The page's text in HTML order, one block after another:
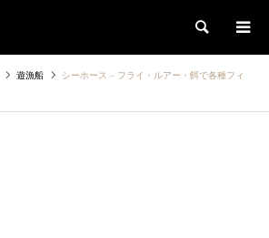
検索
遊漁船
シーホース – ​フライ・ルアー・餌で各種フィ